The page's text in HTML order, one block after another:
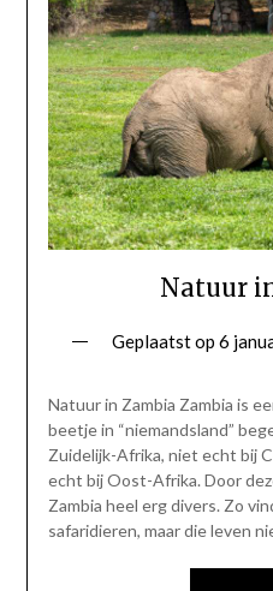
Natuur
Geplaatst op 6
Natuur in Zambia Zambia is
beetje in “niemandsland”
Zuidelijk-Afrika, niet echt bij
echt bij Oost-Afrika. Door
Zambia heel erg divers. Zo
safaridieren, maar die leven